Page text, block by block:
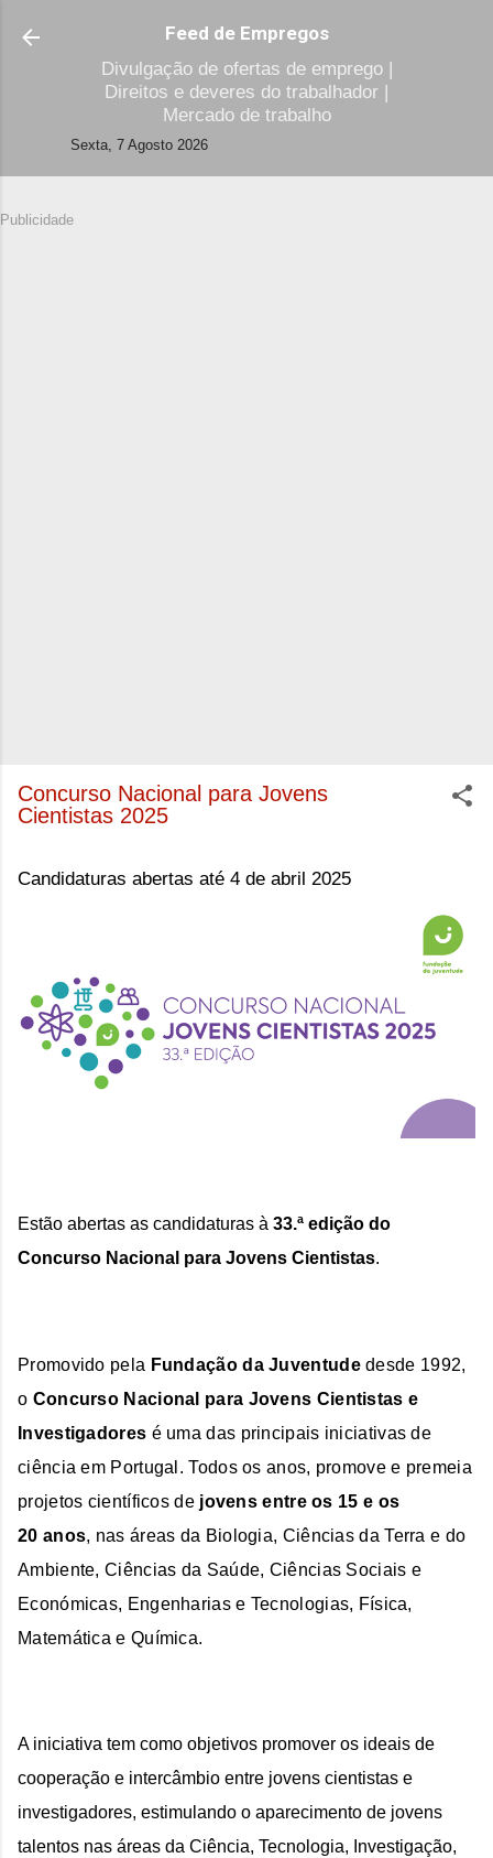
Avançar para o conteúdo principal
Feed de Empregos
Divulgação de ofertas de emprego |
Direitos e deveres do trabalhador |
Mercado de trabalho
Sexta, 7 Agosto 2026
Publicidade
Concurso Nacional para Jovens
Cientistas 2025
Candidaturas abertas até 4 de abril 2025
Estão abertas as candidaturas à 33.ª edição do
Concurso Nacional para Jovens Cientistas.
Promovido pela Fundação da Juventude desde 1992,
o Concurso Nacional para Jovens Cientistas e
Investigadores é uma das principais iniciativas de
ciência em Portugal. Todos os anos, promove e premeia
projetos científicos de jovens entre os 15 e os
20 anos, nas áreas da Biologia, Ciências da Terra e do
Ambiente, Ciências da Saúde, Ciências Sociais e
Económicas, Engenharias e Tecnologias, Física,
Matemática e Química.
A iniciativa tem como objetivos promover os ideais de
cooperação e intercâmbio entre jovens cientistas e
investigadores, estimulando o aparecimento de jovens
talentos nas áreas da Ciência, Tecnologia, Investigação,